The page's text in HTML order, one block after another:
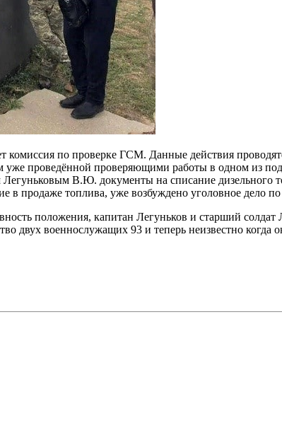
по проверке ГСМ. Данные действия
проведённой проверяющими работы в одном из
В.Ю. документы на списание дизельного
в продаже топлива, уже возбуждено уголовное дело
положения, капитан Легуньков и старший
двух военнослужащих 93 и теперь неизвестно когда